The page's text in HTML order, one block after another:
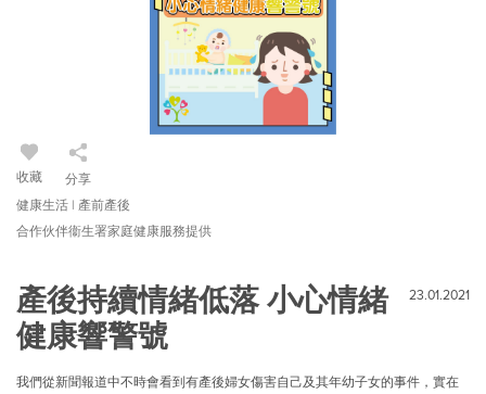
收藏
分享
健康生活 | 產前產後
合作伙伴衞生署家庭健康服務提供
產後持續情緒低落 小心情緒
健康響警號
23.01.2021
我們從新聞報道中不時會看到有產後婦女傷害自己及其年幼子女的事件，實在